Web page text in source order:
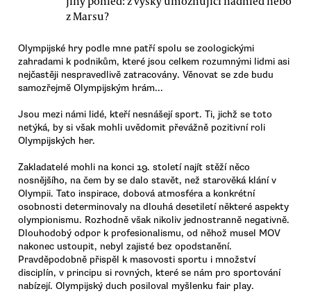
z Marsu?
Olympijské hry podle mne patří spolu se zoologickými
zahradami k podnikům, které jsou celkem rozumnými lidmi asi
nejčastěji nespravedlivě zatracovány. Věnovat se zde budu
samozřejmě Olympijským hrám...
Jsou mezi námi lidé, kteří nesnášejí sport. Ti, jichž se toto
netýká, by si však mohli uvědomit převážně pozitivní roli
Olympijských her.
Zakladatelé mohli na konci 19. století najít stěží něco
nosnějšího, na čem by se dalo stavět, než starověká klání v
Olympii. Tato inspirace, dobová atmosféra a konkrétní
osobnosti determinovaly na dlouhá desetiletí některé aspekty
olympionismu. Rozhodně však nikoliv jednostranně negativně.
Dlouhodobý odpor k profesionalismu, od něhož musel MOV
nakonec ustoupit, nebyl zajisté bez opodstanění.
Pravděpodobně přispěl k masovosti sportu i množství
disciplín, v principu si rovných, které se nám pro sportování
nabízejí. Olympijský duch posiloval myšlenku fair play.